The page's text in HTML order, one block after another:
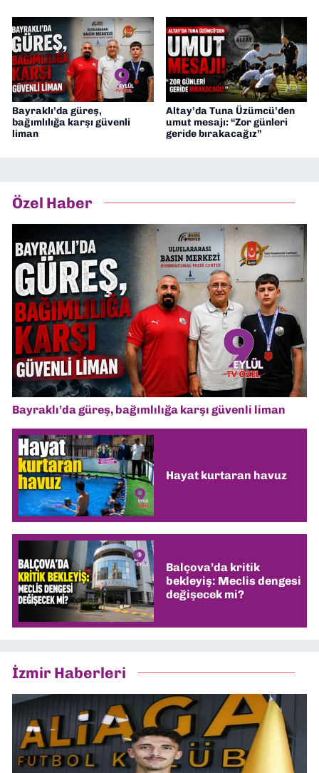
Bayraklı’da güreş,
bağımlılığa karşı güvenli
liman
Altay’da Tuna Üzümcü’den
umut mesajı: “Zor günleri
geride bırakacağız”
Özel Haber
Bayraklı’da güreş, bağımlılığa karşı güvenli liman
Hayat kurtaran havuz
Balçova’da kritik
bekleyiş: Meclis dengesi
değişecek mi?
İzmir Haberleri